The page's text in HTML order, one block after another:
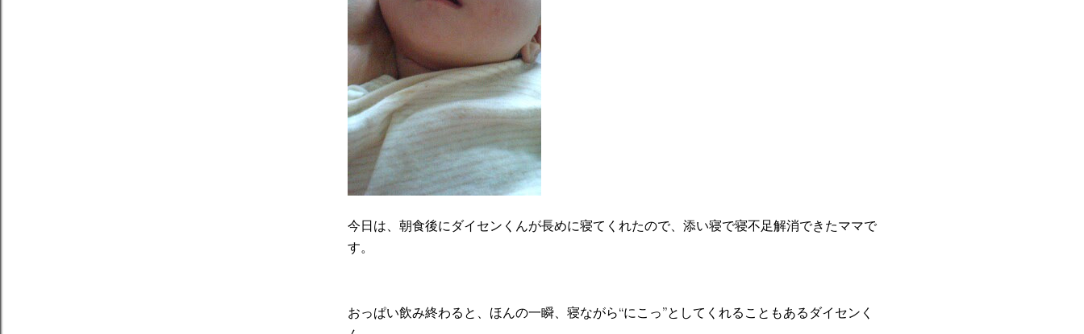
今日は、朝食後にダイセンくんが長めに寝てくれたので、添い寝で寝不足解消できたママで
す。
おっぱい飲み終わると、ほんの一瞬、寝ながら“にこっ”としてくれることもあるダイセンく